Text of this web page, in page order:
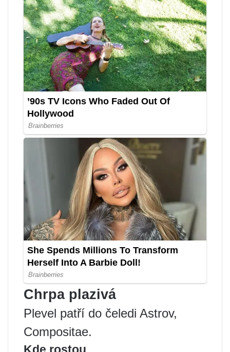
Chrpa plazivá
Plevel patří do čeledi Astrov,
Compositae.
Kde rostou